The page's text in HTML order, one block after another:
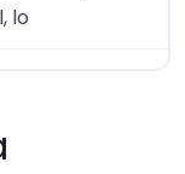
lo